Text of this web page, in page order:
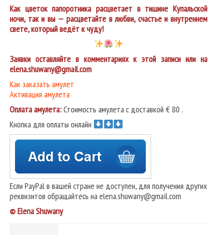
Как цветок папоротника расцветает в тишине Купальской
ночи, так и вы — расцветайте в любви, счастье и внутреннем
свете, который ведёт к чуду!
Заявки оставляйте в комментариях к этой записи или на
elena.shuwany@gmail.com
Как заказать амулет
Активация амулета
Оплата амулета:Стоимость амулета с доставкой € 80 .
Кнопка для оплаты онлайн
Если PayPal в вашей стране не доступен, для получения других
реквизитов обращайтесь на elena.shuwany@gmail.com
© Elena Shuwany